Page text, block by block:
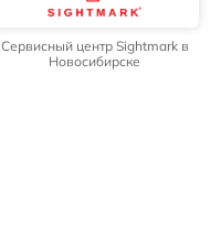
Сервисный центр Sightmark в
Новосибирске